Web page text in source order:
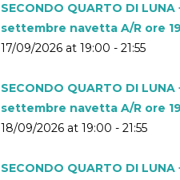
SECONDO QUARTO DI LUNA
settembre navetta A/R ore
17/09/2026 at 19:00 - 21:55
SECONDO QUARTO DI LUNA
settembre navetta A/R ore
18/09/2026 at 19:00 - 21:55
SECONDO QUARTO DI LUNA